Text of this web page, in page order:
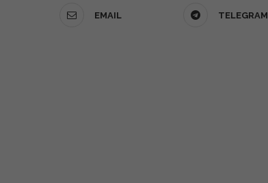
EMAIL TELEGRAM